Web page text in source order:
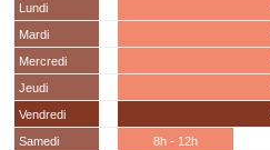
Lundi
Mardi
Mercredi
Jeudi
Vendredi
Samedi
8h - 12h